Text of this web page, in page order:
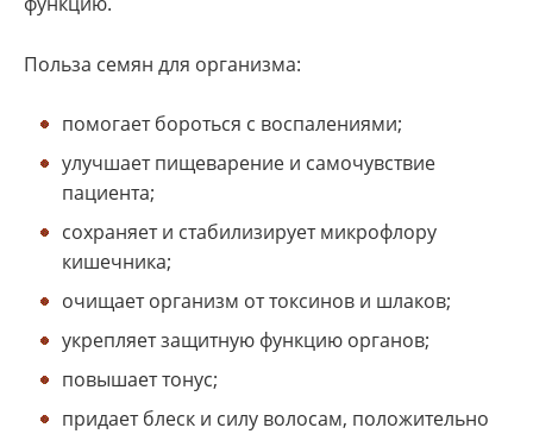
Польза семян для организма:
помогает бороться с воспалениями;
улучшает пищеварение и самочувствие
пациента;
сохраняет и стабилизирует микрофлору
кишечника;
очищает организм от токсинов и шлаков;
укрепляет защитную функцию органов;
повышает тонус;
придает блеск и силу волосам, положительно